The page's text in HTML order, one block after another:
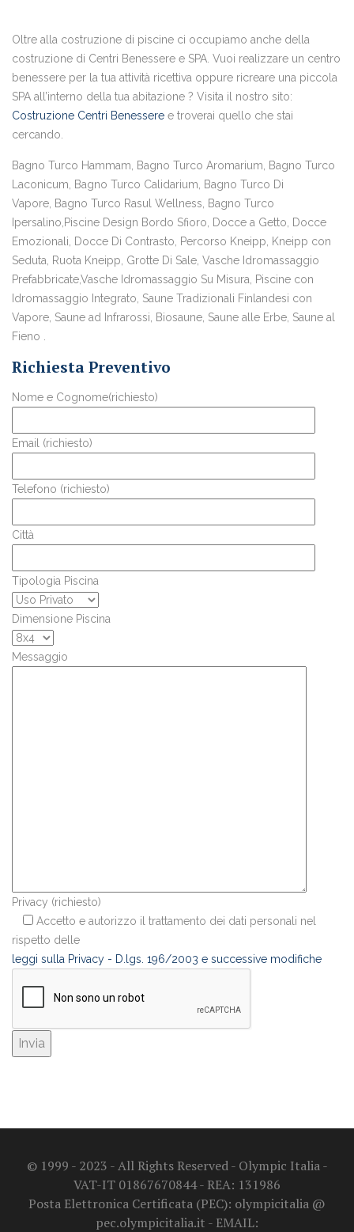
Oltre alla costruzione di piscine ci occupiamo anche della
costruzione di Centri Benessere e SPA. Vuoi realizzare un centro
benessere per la tua attività ricettiva oppure ricreare una piccola
SPA all’interno della tua abitazione ? Visita il nostro sito:
Costruzione Centri Benessere e troverai quello che stai
cercando.
Bagno Turco Hammam, Bagno Turco Aromarium, Bagno Turco
Laconicum, Bagno Turco Calidarium, Bagno Turco Di
Vapore, Bagno Turco Rasul Wellness, Bagno Turco
Ipersalino,Piscine Design Bordo Sfioro, Docce a Getto, Docce
Emozionali, Docce Di Contrasto, Percorso Kneipp, Kneipp con
Seduta, Ruota Kneipp, Grotte Di Sale, Vasche Idromassaggio
Prefabbricate,Vasche Idromassaggio Su Misura, Piscine con
Idromassaggio Integrato, Saune Tradizionali Finlandesi con
Vapore, Saune ad Infrarossi, Biosaune, Saune alle Erbe, Saune al
Fieno .
Richiesta Preventivo
Nome e Cognome(richiesto)
Email (richiesto)
Telefono (richiesto)
Città
Tipologia Piscina
Dimensione Piscina
Messaggio
Privacy (richiesto)
Accetto e autorizzo il trattamento dei dati personali nel
rispetto delle
leggi sulla Privacy - D.lgs. 196/2003 e successive modifiche
© 1999 - 2023 - All Rights Reserved - Olympic Italia -
VAT-IT 01867670844 - REA: 131986
Posta Elettronica Certificata (PEC): olympicitalia @
pec.olympicitalia.it - EMAIL: